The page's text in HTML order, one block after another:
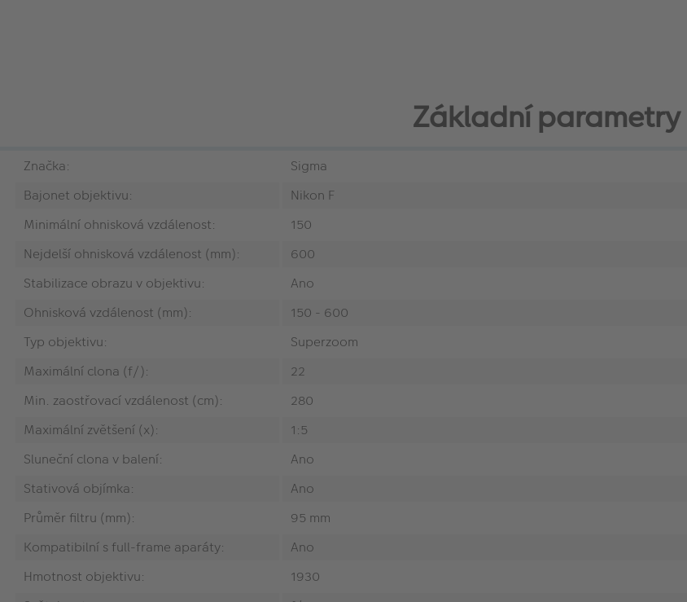
Základní parametry
Značka:
Sigma
Bajonet objektivu:
Nikon F
Minimální ohnisková vzdálenost:
150
Nejdelší ohnisková vzdálenost (mm):
600
Stabilizace obrazu v objektivu:
Ano
Ohnisková vzdálenost (mm):
150 - 600
Typ objektivu:
Superzoom
Maximální clona (f/):
22
Min. zaostřovací vzdálenost (cm):
280
Maximální zvětšení (x):
1:5
Sluneční clona v balení:
Ano
Stativová objímka:
Ano
Průměr filtru (mm):
95 mm
Kompatibilní s full-frame aparáty:
Ano
Hmotnost objektivu:
1930